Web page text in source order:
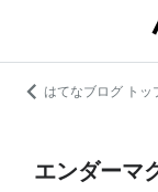
はてなブログ トッ
エンダーマ